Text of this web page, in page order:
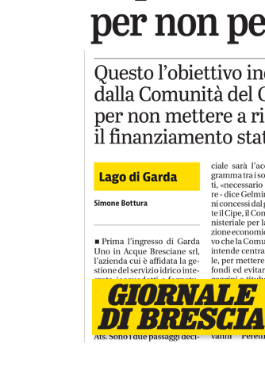
A Salò la quota di
una media del 77%